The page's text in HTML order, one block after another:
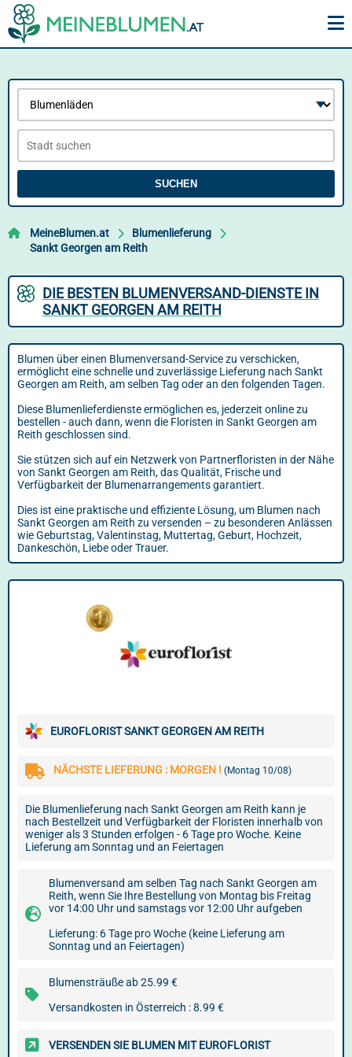
SUCHEN
MeineBlumen.at
Blumenlieferung
Sankt Georgen am Reith
DIE BESTEN BLUMENVERSAND-DIENSTE IN
SANKT GEORGEN AM REITH
Blumen über einen Blumenversand-Service zu verschicken,
ermöglicht eine schnelle und zuverlässige Lieferung nach Sankt
Georgen am Reith, am selben Tag oder an den folgenden Tagen.
Diese Blumenlieferdienste ermöglichen es, jederzeit online zu
bestellen - auch dann, wenn die Floristen in Sankt Georgen am
Reith geschlossen sind.
Sie stützen sich auf ein Netzwerk von Partnerfloristen in der Nähe
von Sankt Georgen am Reith, das Qualität, Frische und
Verfügbarkeit der Blumenarrangements garantiert.
Dies ist eine praktische und effiziente Lösung, um Blumen nach
Sankt Georgen am Reith zu versenden – zu besonderen Anlässen
wie Geburtstag, Valentinstag, Muttertag, Geburt, Hochzeit,
Dankeschön, Liebe oder Trauer.
EUROFLORIST SANKT GEORGEN AM REITH
NÄCHSTE LIEFERUNG : MORGEN ! (Montag 10/08)
Die Blumenlieferung nach Sankt Georgen am Reith kann je
nach Bestellzeit und Verfügbarkeit der Floristen innerhalb von
weniger als 3 Stunden erfolgen - 6 Tage pro Woche. Keine
Lieferung am Sonntag und an Feiertagen
Blumenversand am selben Tag nach Sankt Georgen am
Reith, wenn Sie Ihre Bestellung von Montag bis Freitag
vor 14:00 Uhr und samstags vor 12:00 Uhr aufgeben
Lieferung: 6 Tage pro Woche (keine Lieferung am
Sonntag und an Feiertagen)
Blumensträuße ab 25.99 €
Versandkosten in Österreich : 8.99 €
VERSENDEN SIE BLUMEN MIT EUROFLORIST